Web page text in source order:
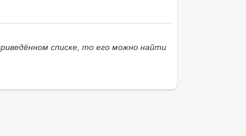
списке, то его можно найти